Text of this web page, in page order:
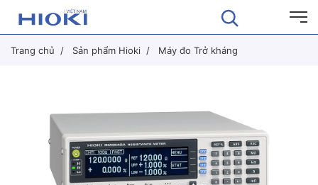
Trang chủ Sản phẩm Hioki Máy đo Trở kháng